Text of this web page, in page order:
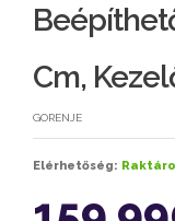
Cm,
GORENJE
Elérhetőség: